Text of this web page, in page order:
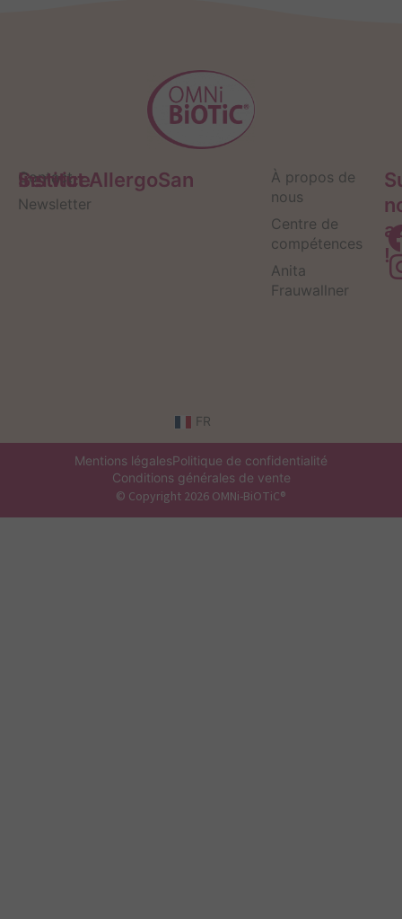
Service
Contact
Newsletter
Institut AllergoSan
À propos de
nous
Centre de
compétences
Anita
Frauwallner
!
FR
Mentions légalesPolitique de confidentialité
Conditions générales de vente
© Copyright 2026 OMNi-BiOTiC®